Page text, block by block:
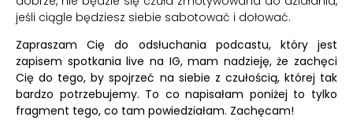
jeśli ciągle będziesz siebie sabotować i dołować.
Zapraszam Cię do odsłuchania podcastu, który jest
zapisem spotkania live na IG, mam nadzieję, że zachęci
Cię do tego, by spojrzeć na siebie z czułością, której tak
bardzo potrzebujemy. To co napisałam poniżej to tylko
fragment tego, co tam powiedziałam. Zachęcam!